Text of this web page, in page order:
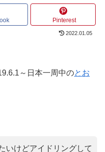
Pinterest
2022.01.05
～日本一周中のとお
いけどアイドリングして